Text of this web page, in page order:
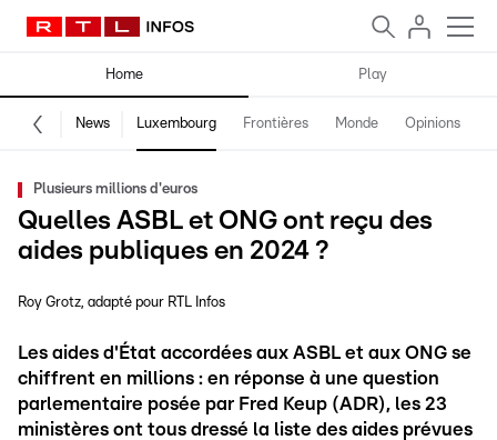
Home Play
News Luxembourg Frontières Monde Opinions
Plusieurs millions d'euros
Quelles ASBL et ONG ont reçu des
aides publiques en 2024 ?
Roy Grotz adapté pour RTL Infos
Les aides d'État accordées aux ASBL et aux ONG se
chiffrent en millions : en réponse à une question
parlementaire posée par Fred Keup (ADR), les 23
ministères ont tous dressé la liste des aides prévues